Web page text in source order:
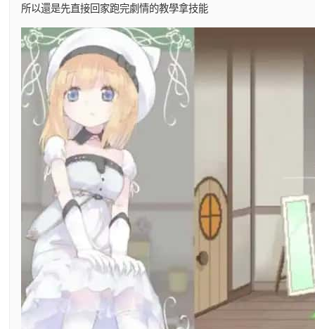
所以還是先直接回家跑完劇情的教學拿技能